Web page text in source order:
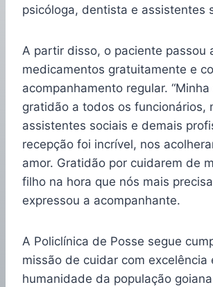
psicóloga, dentista e assistentes
A partir disso, o paciente passou
medicamentos gratuitamente e
acompanhamento regular.
gratidão a todos os funcionários,
assistentes sociais e demais
recepção foi incrível, nos
amor. Gratidão por cuidarem de
filho na hora que nós mais
expressou a acompanhante.
A Policlínica de Posse segue
missão de cuidar com excelência
humanidade da população